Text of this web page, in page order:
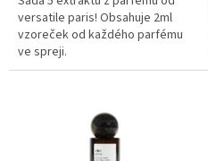
versatile paris! Obsahuje 2ml
vzoreček od každého parfému
ve spreji.